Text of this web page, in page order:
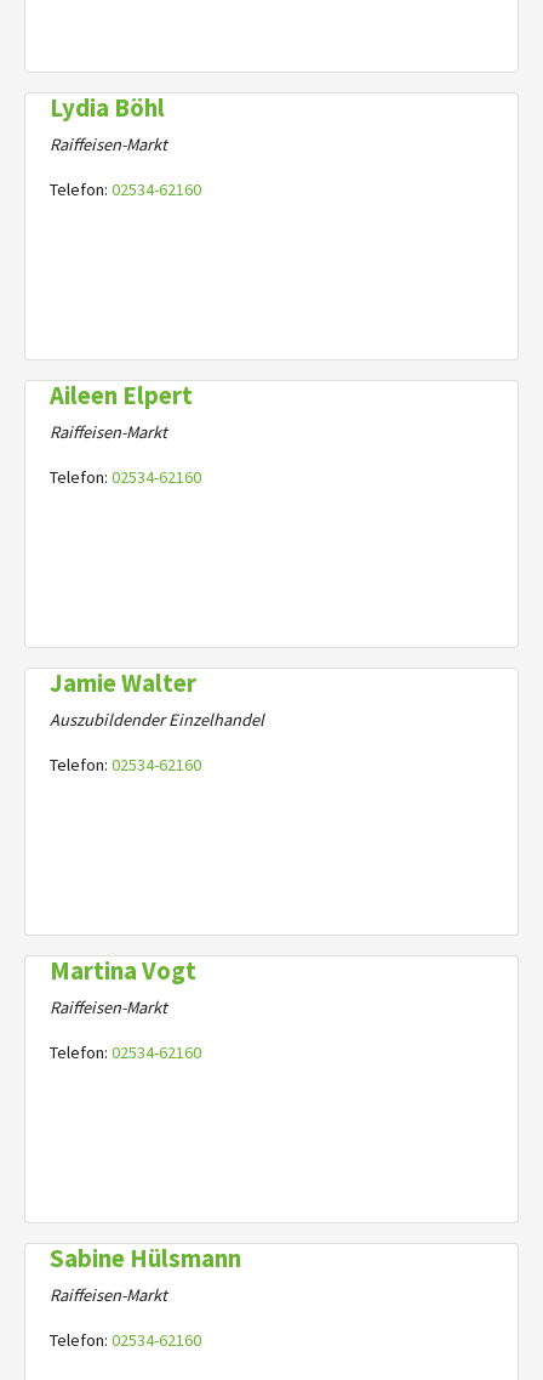
Lydia Böhl
Raiffeisen-Markt
Telefon: 02534-62160
Aileen Elpert
Raiffeisen-Markt
Telefon: 02534-62160
Jamie Walter
Auszubildender Einzelhandel
Telefon: 02534-62160
Martina Vogt
Raiffeisen-Markt
Telefon: 02534-62160
Sabine Hülsmann
Raiffeisen-Markt
Telefon: 02534-62160